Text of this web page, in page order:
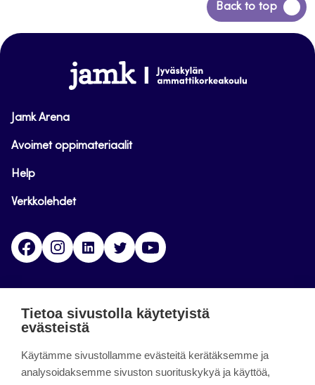
Back to top
Siirry
takaisin
www.jamk.fi
Jamk Arena
Avoimet oppimateriaalit
Help
Verkkolehdet
FacebookInstagramLinkedinTwitter
päättynyt 11.9.2023.
Tietoa sivustolla käytetyistä
evästeistä
Käytämme sivustollamme evästeitä kerätäksemme ja
analysoidaksemme sivuston suorituskykyä ja käyttöä,